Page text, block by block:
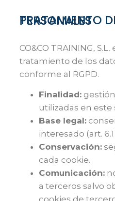
TRATAMIENTO DE DATOS PERSONALES
CO&CO TRAINING,
tratamiento de los
conforme al RGPD.
Finalidad:
utilizadas en este
Base legal:
interesado (art. 6.1
Conservación:
cada cookie.
Comunicación:
a terceros salvo
cookies de